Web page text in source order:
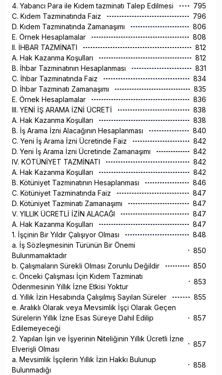
4. Yabancı Para ile Kıdem tazminatı Talep Edilmesi
795
C. Kıdem Tazminatında Faiz
796
D. Kıdem Tazminatında Zamanaşımı
806
E. Örnek Hesaplamalar
808
II. İHBAR TAZMİNATI
812
A. Hak Kazanma Koşulları
812
B. İhbar Tazminatının Hesaplanması
831
C. İhbar Tazminatında Faiz
834
D. İhbar Tazminatı Zamanaşımı
835
E. Örnek Hesaplamalar
836
III. YENİ İŞ ARAMA İZNİ ÜCRETİ
838
A. Hak Kazanma Koşulları
838
B. İş Arama İzni Alacağının Hesaplanması
840
C. Yeni İş Arama İzni Ücretinde Faiz
842
D. Yeni İş Arama İzni Ücretinde Zamanaşımı
842
IV. KÖTÜNİYET TAZMİNATI
842
A. Hak Kazanma Koşulları
842
B. Kötüniyet Tazminatının Hesaplanması
846
C. Kötüniyet Tazminatında Faiz
847
D. Kötüniyet Tazminatı Zamanaşımı
847
V. YILLIK ÜCRETLİ İZİN ALACAĞI
847
A. Hak Kazanma Koşulları
847
1. İşçinin Bir Yıldır Çalışıyor Olması
848
a. İş Sözleşmesinin Türünün Bir Önemi
Bulunmamaktadır
850
b. Çalışmaların Sürekli Olması Zorunlu Değildir
850
c. Önceki Çalışması İçin Kıdem Tazminatı
Ödenmesinin Yıllık İzne Etkisi Yoktur
853
d. Yıllık İzin Hesabında Çalışılmış Sayılan Süreler
855
e. Aralıklı Olarak veya Mevsimlik İşçi Olarak Geçen
Sürelerin Yıllık İzne Esas Süreye Dahil Edilip
Edilemeyeceği
857
2. Yapılan İşin ve İşyerinin Niteliğinin Yıllık Ücretli İzne
Elverişli Olması
857
a. Mevsimlik İşçilerin Yıllık İzin Hakkı Bulunup
Bulunmadığı
858